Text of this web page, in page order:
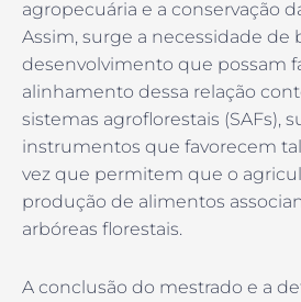
agropecuária e a conservação
Assim, surge a necessidade de
desenvolvimento que possam
alinhamento dessa relação
sistemas agroflorestais (SAFs),
instrumentos que favorecem
vez que permitem que o
produção de alimentos
arbóreas florestais.
A conclusão do mestrado e a